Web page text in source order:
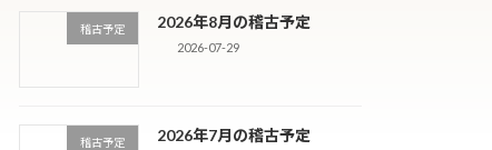
稽古予定 2026年8月の稽古予定
2026-07-29
稽古予定 2026年7月の稽古予定